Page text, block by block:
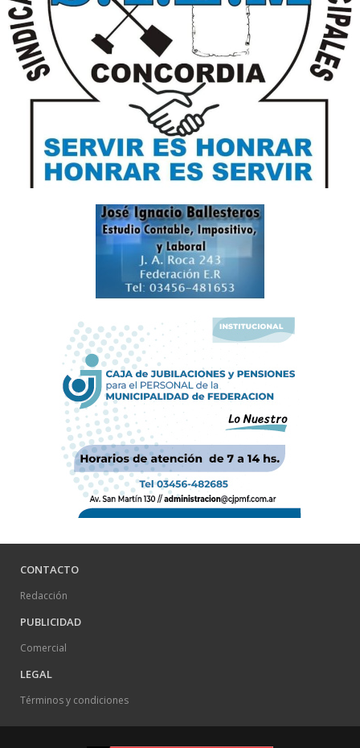
CONTACTO
Redacción
PUBLICIDAD
Comercial
LEGAL
Términos y condiciones